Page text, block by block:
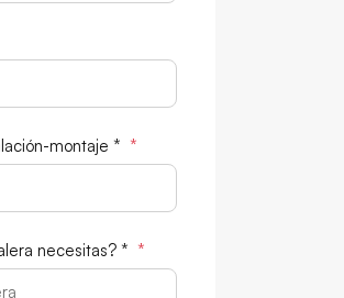
montaje * *
necesitas? * *